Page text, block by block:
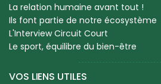
La relation humaine avant tout !
Ils font partie de notre écosystème
L'Interview Circuit Court
Le sport, équilibre du bien-être
VOS LIENS UTILES